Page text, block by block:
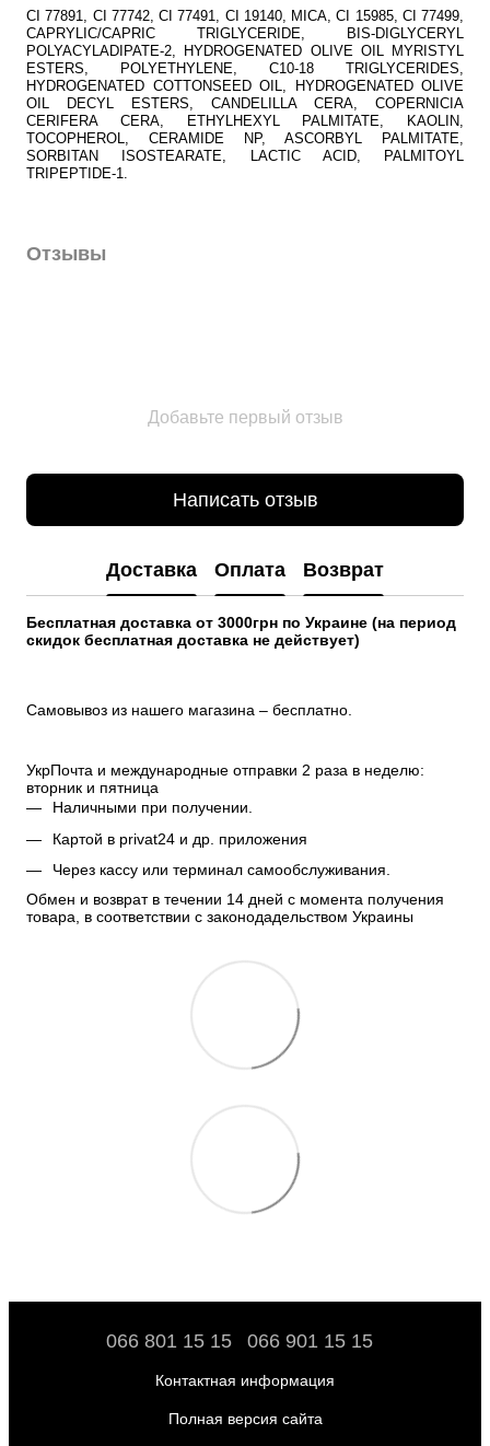
CI 77891, CI 77742, CI 77491, CI 19140, MICA, CI 15985, CI 77499,
CAPRYLIC/CAPRIC TRIGLYCERIDE, BIS-DIGLYCERYL
POLYACYLADIPATE-2, HYDROGENATED OLIVE OIL MYRISTYL
ESTERS, POLYETHYLENE, C10-18 TRIGLYCERIDES,
HYDROGENATED COTTONSEED OIL, HYDROGENATED OLIVE
OIL DECYL ESTERS, CANDELILLA CERA, COPERNICIA
CERIFERA CERA, ETHYLHEXYL PALMITATE, KAOLIN,
TOCOPHEROL, CERAMIDE NP, ASCORBYL PALMITATE,
SORBITAN ISOSTEARATE, LACTIC ACID, PALMITOYL
TRIPEPTIDE-1.
Отзывы
Добавьте первый отзыв
Написать отзыв
Доставка Оплата Возврат
Бесплатная доставка от 3000грн по Украине (на период
скидок бесплатная доставка не действует)
Самовывоз из нашего магазина – бесплатно.
УкрПочта и международные отправки 2 раза в неделю:
вторник и пятница
Наличными при получении.
Картой в privat24 и др. приложения
Через кассу или терминал самообслуживания.
Обмен и возврат в течении 14 дней с момента получения
товара, в соответствии с законодадельством Украины
066 801 15 15 066 901 15 15
Контактная информация
Полная версия сайта